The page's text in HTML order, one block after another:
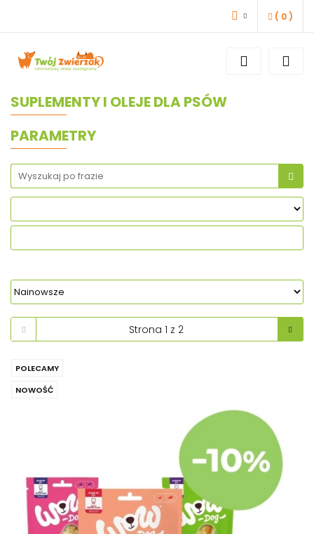
DODAJ ZGŁOSZENIE
( 0 )
SUPLEMENTY I OLEJE DLA PSÓW
PARAMETRY
POLECAMY
NOWOŚĆ